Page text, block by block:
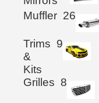
Muffler 26
Trims
&
Kits
9
Grilles 8